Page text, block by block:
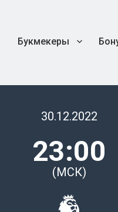
Букмекеры
30.12.2022
23:00
(МСК)